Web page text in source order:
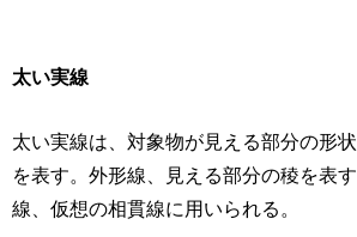
太い実線
太い実線は、対象物が見える部分の形状
を表す。外形線、見える部分の稜を表す
線、仮想の相貫線に用いられる。